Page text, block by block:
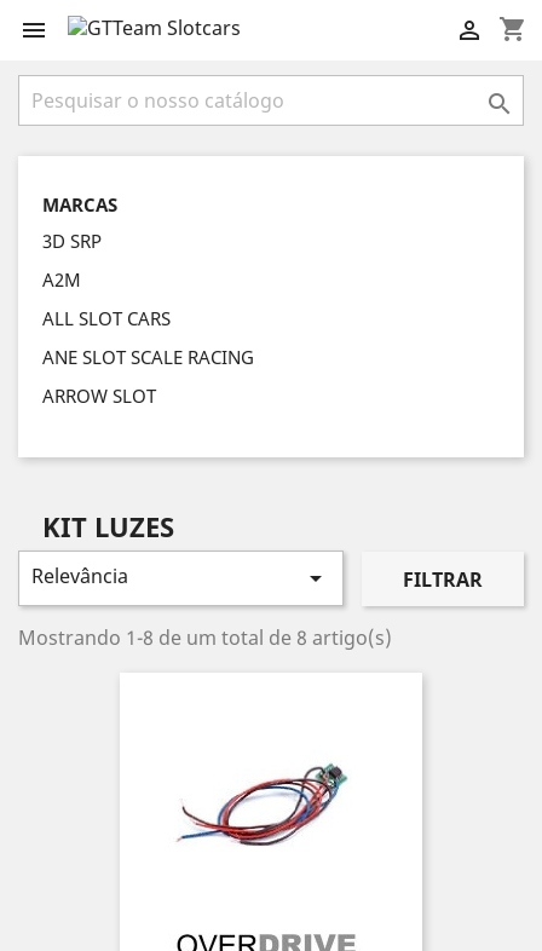
 shopping_cart


MARCAS
3D SRP
A2M
ALL SLOT CARS
ANE SLOT SCALE RACING
ARROW SLOT
KIT LUZES
Relevância  FILTRAR
Mostrando 1-8 de um total de 8 artigo(s)